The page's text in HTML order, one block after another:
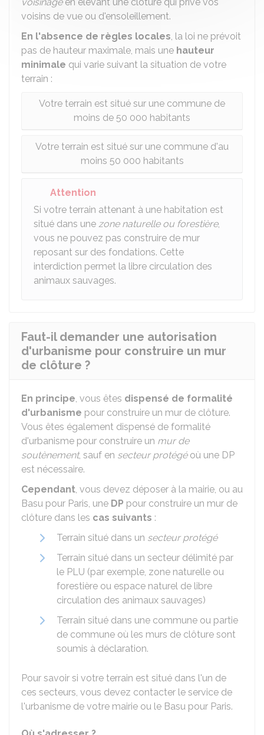
voisins de vue ou d'ensoleillement.
En l'absence de règles locales , la loi ne prévoit
pas de hauteur maximale, mais une hauteur
minimale qui varie suivant la situation de votre
terrain :
Votre terrain est situé sur une commune de
moins de 50 000 habitants
Votre terrain est situé sur une commune d'au
moins 50 000 habitants
Attention
Si votre terrain attenant à une habitation est
situé dans une zone naturelle ou forestière,
vous ne pouvez pas construire de mur
reposant sur des fondations. Cette
interdiction permet la libre circulation des
animaux sauvages.
Faut-il demander une autorisation
d'urbanisme pour construire un mur
de clôture ?
En principe , vous êtes dispensé de formalité
d'urbanisme pour construire un mur de clôture.
Vous êtes également dispensé de formalité
d'urbanisme pour construire un mur de
soutènement, sauf en secteur protégéoù une DP
est nécessaire.
Cependant , vous devez déposer à la mairie, ou au
Basu pour Paris, une DP pour construire un mur de
clôture dans les cas suivants :
Terrain situé dans un secteur protégé
Terrain situé dans un secteur délimité par
le PLU (par exemple, zone naturelle ou
forestière ou espace naturel de libre
circulation des animaux sauvages)
Terrain situé dans une commune ou partie
de commune où les murs de clôture sont
soumis à déclaration.
Pour savoir si votre terrain est situé dans l'un de
ces secteurs, vous devez contacter le service de
l'urbanisme de votre mairie ou le Basu pour Paris.